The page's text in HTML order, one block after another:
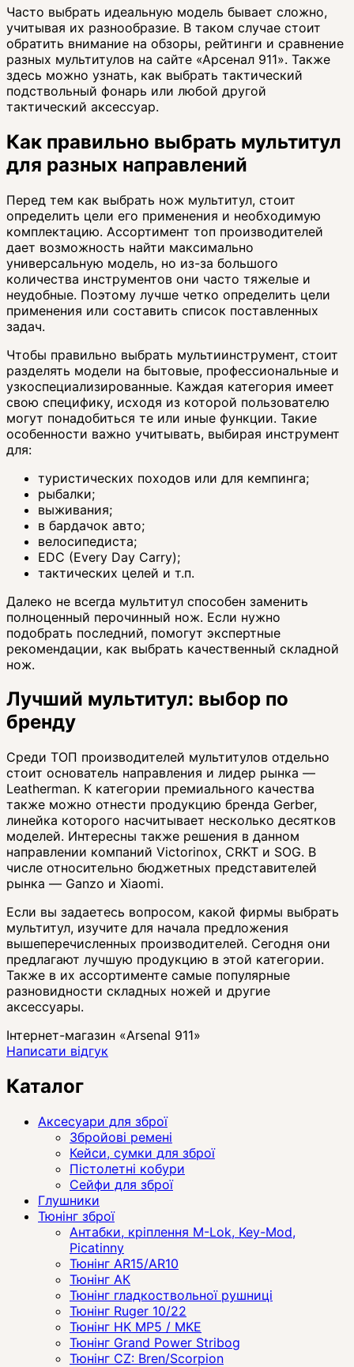
Часто выбрать идеальную модель бывает сложно,
учитывая их разнообразие. В таком случае стоит
обратить внимание на обзоры, рейтинги и сравнение
разных мультитулов на сайте «Арсенал 911». Также
здесь можно узнать, как выбрать тактический
подствольный фонарь или любой другой
тактический аксессуар.
Как правильно выбрать мультитул
для разных направлений
Перед тем как выбрать нож мультитул, стоит
определить цели его применения и необходимую
комплектацию. Ассортимент топ производителей
дает возможность найти максимально
универсальную модель, но из-за большого
количества инструментов они часто тяжелые и
неудобные. Поэтому лучше четко определить цели
применения или составить список поставленных
задач.
Чтобы правильно выбрать мультиинструмент, стоит
разделять модели на бытовые, профессиональные и
узкоспециализированные. Каждая категория имеет
свою специфику, исходя из которой пользователю
могут понадобиться те или иные функции. Такие
особенности важно учитывать, выбирая инструмент
для:
туристических походов или для кемпинга;
рыбалки;
выживания;
в бардачок авто;
велосипедиста;
EDC (Every Day Carry);
тактических целей и т.п.
Далеко не всегда мультитул способен заменить
полноценный перочинный нож. Если нужно
подобрать последний, помогут экспертные
рекомендации, как выбрать качественный складной
нож.
Лучший мультитул: выбор по
бренду
Среди ТОП производителей мультитулов отдельно
стоит основатель направления и лидер рынка —
Leatherman. К категории премиального качества
также можно отнести продукцию бренда Gerber,
линейка которого насчитывает несколько десятков
моделей. Интересны также решения в данном
направлении компаний Victorinox, CRKT и SOG. В
числе относительно бюджетных представителей
рынка — Ganzo и Xiaomi.
Если вы задаетесь вопросом, какой фирмы выбрать
мультитул, изучите для начала предложения
вышеперечисленных производителей. Сегодня они
предлагают лучшую продукцию в этой категории.
Также в их ассортименте самые популярные
разновидности складных ножей и другие
аксессуары.
Інтернет-магазин «Arsenal 911»
Написати відгук
Каталог
Аксесуари для зброї
Збройові ремені
Кейси, сумки для зброї
Пістолетні кобури
Сейфи для зброї
Глушники
Тюнінг зброї
Антабки, кріплення M-Lok, Key-Mod,
Picatinny
Тюнінг AR15/AR10
Тюнінг АК
Тюнінг гладкоствольної рушниці
Тюнінг Ruger 10/22
Тюнінг HK MP5 / MKE
Тюнінг Grand Power Stribog
Тюнінг CZ: Bren/Scorpion